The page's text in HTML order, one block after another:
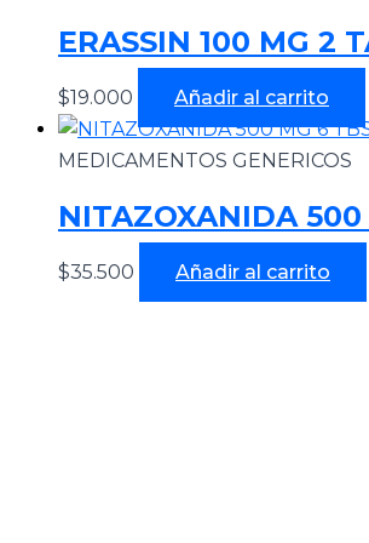
ERASSIN 100 MG 2
$19.000 Añadir al carrito
MEDICAMENTOS GENERICOS
NITAZOXANIDA 500
$35.500 Añadir al carrito